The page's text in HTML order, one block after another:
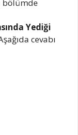
bölümde
Yediği
cevabı